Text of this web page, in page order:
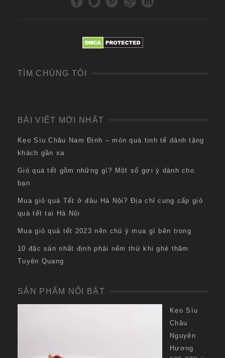
TÌM CHÚNG TÔI
BÀI VIẾT MỚI NHẤT
Kẹo Sìu Châu Nam Định – món quà tinh tế dành tặng
khách gần xa
Giỏ quà tết gồm những gì? Một số gợi ý dành cho
bạn
Mua giỏ quà Tết ở đâu Hà Nội? Địa chỉ cung cấp giỏ
quà tết tại Hà Nội
Mua giỏ quà tết 2023 nên chú ý mua gì bên trong
10 đặc sản nhất định phải nếm thử khi ghé thăm
Tuyên Quang
SẢN PHẨM NỔI BẬT
Kẹo Sìu
Châu
Nguyên
Hương